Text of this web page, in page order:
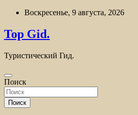
Перейти
содержимому
Воскресенье, 9 августа, 2026
Top Gid.
Туристический Гид.
Поиск
Поиск